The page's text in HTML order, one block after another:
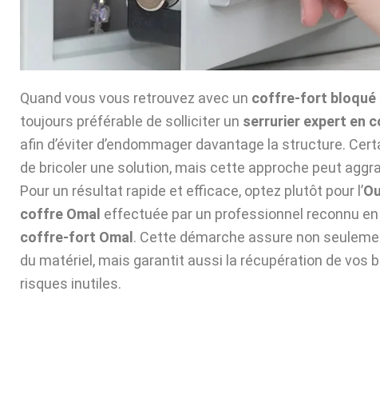
Quand vous vous retrouvez avec un coffre-fort bloqué
toujours préférable de solliciter un serrurier expert en
afin d’éviter d’endommager davantage la structure.
de bricoler une solution, mais cette approche peut
Pour un résultat rapide et efficace, optez plutôt pour l’
coffre Omal effectuée par un professionnel reconnu en
coffre-fort Omal . Cette démarche assure non
du matériel, mais garantit aussi la récupération de vos
risques inutiles.